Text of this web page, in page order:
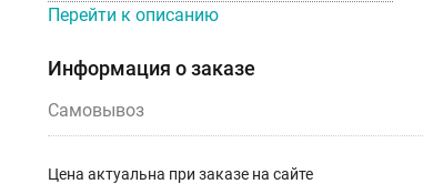
Перейти к описанию
Информация о заказе
Самовывоз
Цена актуальна при заказе на сайте